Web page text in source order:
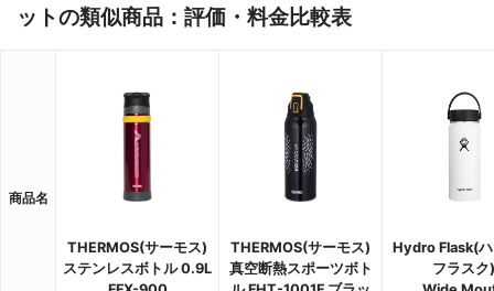
ットの類似商品：評価・料金比較表
商品名
THERMOS(サーモス)
ステンレスボトル 0.9L
THERMOS(サーモス)
真空断熱スポーツボト
Hydro Flask(
フラスク)